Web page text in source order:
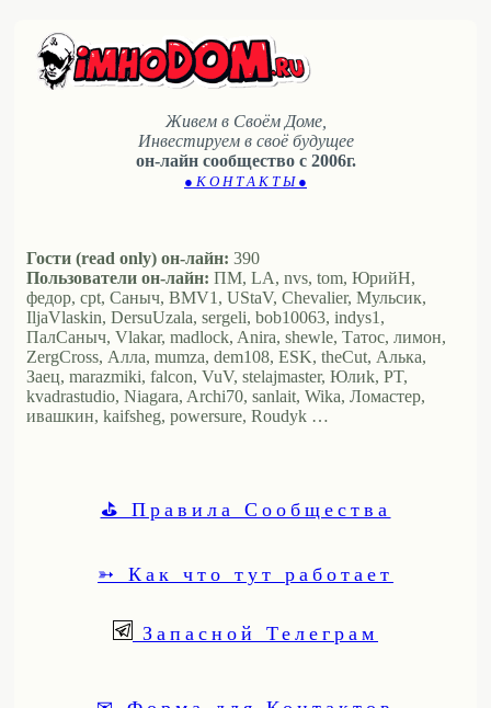
Живем в Своём Доме,
Инвестируем в своё будущее
он-лайн сообщество с 2006г.
● К О Н Т А К Т Ы ●
Гости (read only) он-лайн: 390
Пользователи он-лайн: ПМ, LA, nvs, tom, ЮрийН,
федор, cpt, Саныч, BMV1, UStaV, Chevalier, Мульсик,
IljaVlaskin, DersuUzala, sergeli, bob10063, indys1,
ПалСаныч, Vlakar, madlock, Anira, shewle, Татос, лимон,
ZergCross, Алла, mumza, dem108, ESK, theCut, Алька,
Заец, marazmiki, falcon, VuV, stelajmaster, Юлиk, PT,
kvadrastudio, Niagara, Archi70, sanlait, Wika, Ломастер,
ивашкин, kaifsheg, powersure, Roudyk …
⛳ Правила Сообщества
➳ Как что тут работает
Запасной Телеграм